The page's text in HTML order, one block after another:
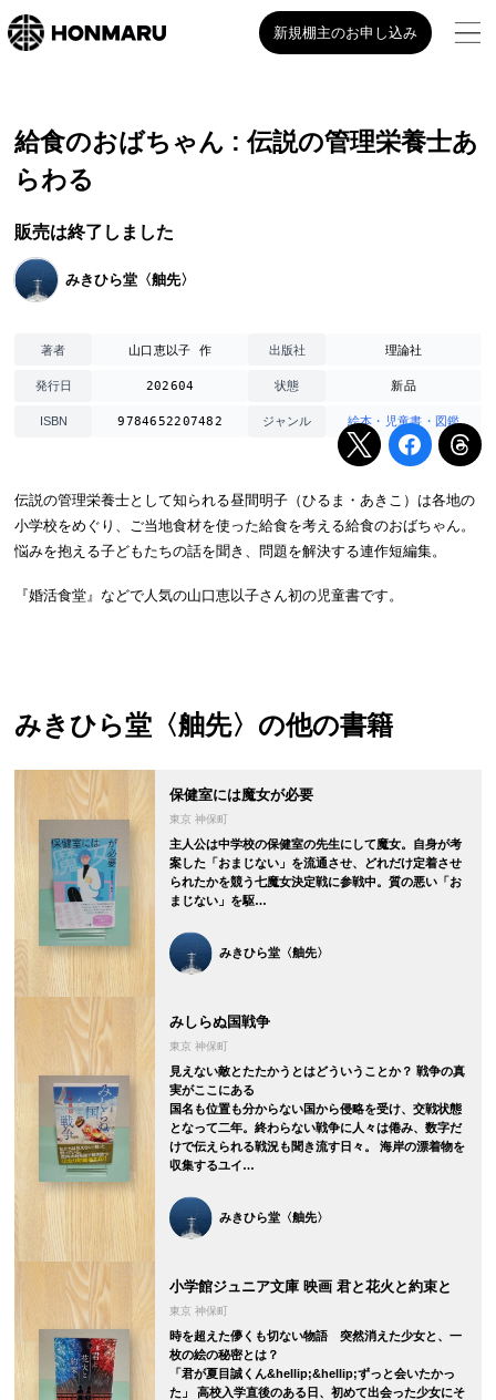
新規棚主のお申し込み
給食のおばちゃん : 伝説の管理栄養士あ
らわる
販売は終了しました
みきひら堂〈舳先〉
著者 山口恵以子 作 出版社 理論社
発行日 202604 状態 新品
ISBN 9784652207482 ジャンル 絵本・児童書・図鑑
伝説の管理栄養士として知られる昼間明子（ひるま・あきこ）は各地の
小学校をめぐり、ご当地食材を使った給食を考える給食のおばちゃん。
悩みを抱える子どもたちの話を聞き、問題を解決する連作短編集。
『婚活食堂』などで人気の山口恵以子さん初の児童書です。
みきひら堂〈舳先〉 の他の書籍
保健室には魔女が必要
東京 神保町
主人公は中学校の保健室の先生にして魔女。自身が考
案した「おまじない」を流通させ、どれだけ定着させ
られたかを競う七魔女決定戦に参戦中。質の悪い「お
まじない」を駆…
みきひら堂〈舳先〉
みしらぬ国戦争
東京 神保町
見えない敵とたたかうとはどういうことか？ 戦争の真
実がここにある
国名も位置も分からない国から侵略を受け、交戦状態
となって二年。終わらない戦争に人々は倦み、数字だ
けで伝えられる戦況も聞き流す日々。 海岸の漂着物を
収集するユイ…
みきひら堂〈舳先〉
小学館ジュニア文庫 映画 君と花火と約束と
東京 神保町
時を超えた儚くも切ない物語 突然消えた少女と、一
枚の絵の秘密とは？
「君が夏目誠くん&hellip;&hellip;ずっと会いたかっ
た」 高校入学直後のある日、初めて出会った少女にそ